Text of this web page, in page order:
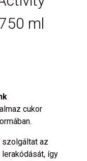
ml
cukor
az
így